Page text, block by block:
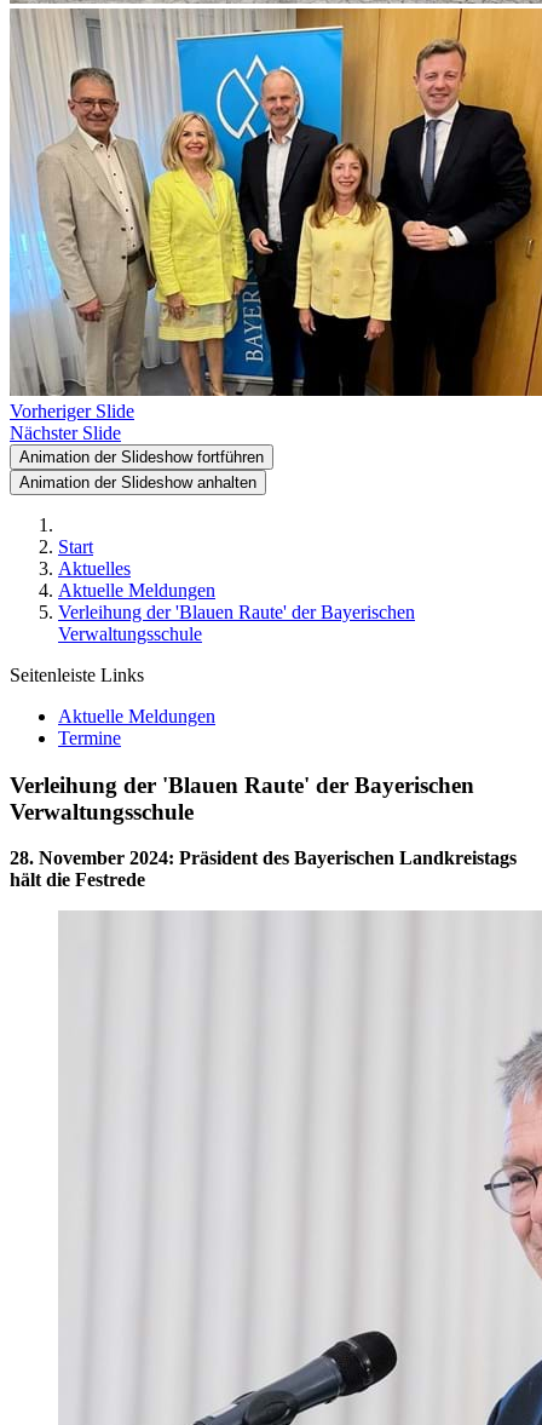
Vorheriger Slide
Nächster Slide
Animation der Slideshow fortführen
Animation der Slideshow anhalten
Start
Aktuelles
Aktuelle Meldungen
Verleihung der 'Blauen Raute' der Bayerischen
Verwaltungsschule
Seitenleiste Links
Aktuelle Meldungen
Termine
Verleihung der 'Blauen Raute' der Bayerischen
Verwaltungsschule
28. November 2024: Präsident des Bayerischen Landkreistags
hält die Festrede